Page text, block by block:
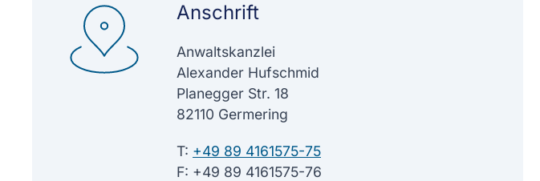
Anschrift
Anwaltskanzlei
Alexander Hufschmid
Planegger Str. 18
82110 Germering
T: +49 89 4161575-75
F: +49 89 4161575-76